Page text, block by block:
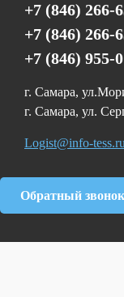
+7 (846) 266-
+7 (846) 266-
+7 (846) 955-
г. Самара,
г. Самара, ул.
Logist@info-tess.ru
Обратный звонок